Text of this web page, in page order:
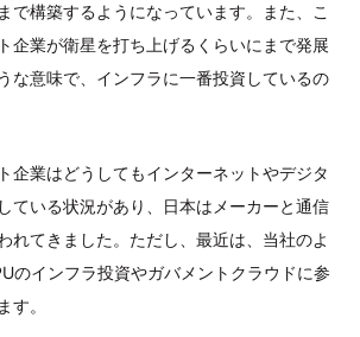
で構築するようになっています。また、こ
企業が衛星を打ち上げるくらいにまで発展
な意味で、インフラに一番投資しているの
企業はどうしてもインターネットやデジタ
ている状況があり、日本はメーカーと通信
れてきました。ただし、最近は、当社のよ
のインフラ投資やガバメントクラウドに参
す。